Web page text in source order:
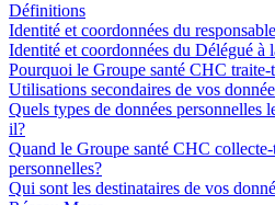
Définitions
Identité et coordonnées du
Identité et coordonnées du Délégué à
Pourquoi le Groupe santé CHC
Utilisations secondaires de vos
Quels types de données personnelles
il?
Quand le Groupe santé CHC
personnelles?
Qui sont les destinataires de vos